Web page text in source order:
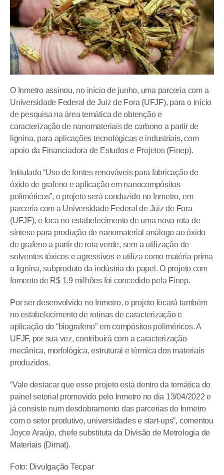
O Inmetro assinou, no início de junho, uma parceria com a
Universidade Federal de Juiz de Fora (UFJF), para o início
de pesquisa na área temática de obtenção e
caracterização de nanomateriais de carbono a partir de
lignina, para aplicações tecnológicas e industriais, com
apoio da Financiadora de Estudos e Projetos (Finep).
Intitulado “Uso de fontes renováveis para fabricação de
óxido de grafeno e aplicação em nanocompósitos
poliméricos”, o projeto será conduzido no Inmetro, em
parceria com a Universidade Federal de Juiz de Fora
(UFJF), e foca no estabelecimento de uma nova rota de
síntese para produção de nanomaterial análogo ao óxido
de grafeno a partir de rota verde, sem a utilização de
solventes tóxicos e agressivos e utiliza como matéria-prima
a lignina, subproduto da indústria do papel. O projeto com
fomento de R$ 1.9 milhões foi concedido pela Finep.
Por ser desenvolvido no Inmetro, o projeto focará também
no estabelecimento de rotinas de caracterização e
aplicação do “biografeno” em compósitos poliméricos. A
UFJF, por sua vez, contribuirá com a caracterização
mecânica, morfológica, estrutural e térmica dos materiais
produzidos.
“Vale destacar que esse projeto está dentro da temática do
painel setorial promovido pelo Inmetro no dia 13/04/2022 e
já consiste num desdobramento das parcerias do Inmetro
com o setor produtivo, universidades e start-ups”, comentou
Joyce Araújo, chefe substituta da Divisão de Metrologia de
Materiais (Dimat).
Foto: Divulgação Tecpar